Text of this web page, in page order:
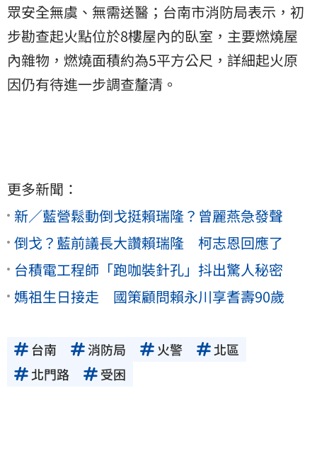
眾安全無虞、無需送醫；台南市消防局表示，初
步勘查起火點位於8樓屋內的臥室，主要燃燒屋
內雜物，燃燒面積約為5平方公尺，詳細起火原
因仍有待進一步調查釐清。
更多新聞：
新／藍營鬆動倒戈挺賴瑞隆？曾麗燕急發聲
倒戈？藍前議長大讚賴瑞隆 柯志恩回應了
台積電工程師「跑咖裝針孔」抖出驚人秘密
媽祖生日接走 國策顧問賴永川享耆壽90歲
台南 消防局 火警
北區
北門路
受困